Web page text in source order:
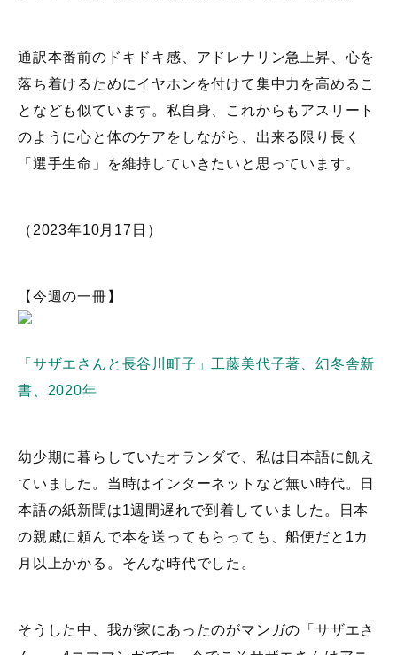
通訳本番前のドキドキ感、アドレナリン急上昇、心を
落ち着けるためにイヤホンを付けて集中力を高めるこ
となども似ています。私自身、これからもアスリート
のように心と体のケアをしながら、出来る限り長く
「選手生命」を維持していきたいと思っています。
（2023年10月17日）
【今週の一冊】
「サザエさんと長谷川町子」工藤美代子著、幻冬舎新
書、2020年
幼少期に暮らしていたオランダで、私は日本語に飢え
ていました。当時はインターネットなど無い時代。日
本語の紙新聞は1週間遅れで到着していました。日本
の親戚に頼んで本を送ってもらっても、船便だと1カ
月以上かかる。そんな時代でした。
そうした中、我が家にあったのがマンガの「サザエさ